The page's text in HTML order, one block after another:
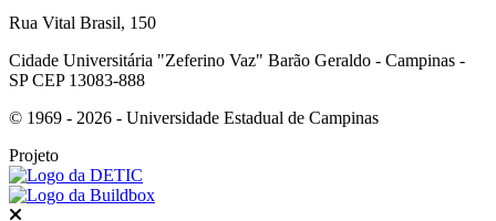
Rua Vital Brasil, 150
Cidade Universitária "Zeferino Vaz" Barão Geraldo - Campinas -
SP CEP 13083-888
© 1969 - 2026 - Universidade Estadual de Campinas
Projeto